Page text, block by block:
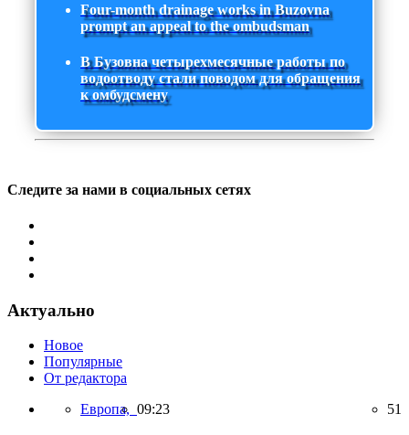
Four-month drainage works in Buzovna
prompt an appeal to the ombudsman
В Бузовна четырехмесячные работы по
водоотводу стали поводом для обращения
к омбудсмену
Следите за нами в социальных сетях
Актуально
Новое
Популярные
От редактора
Европа, 09:23 51